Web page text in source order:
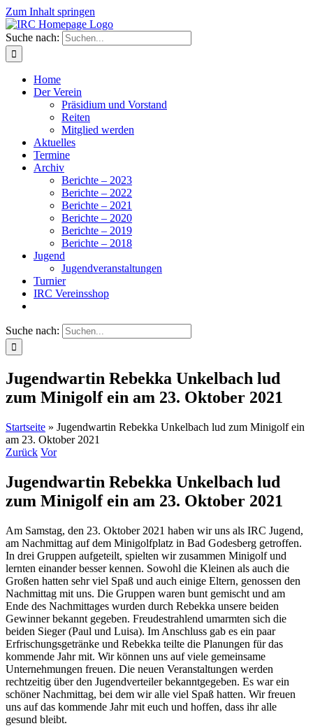
Zum Inhalt springen
Suche nach:
Home
Der Verein
Präsidium und Vorstand
Reiten
Mitglied werden
Aktuelles
Termine
Archiv
Berichte – 2023
Berichte – 2022
Berichte – 2021
Berichte – 2020
Berichte – 2019
Berichte – 2018
Jugend
Jugendveranstaltungen
Turnier
IRC Vereinsshop
Suche nach:
Jugendwartin Rebekka Unkelbach lud
zum Minigolf ein am 23. Oktober 2021
Startseite » Jugendwartin Rebekka Unkelbach lud zum Minigolf ein
am 23. Oktober 2021
Zurück Vor
Jugendwartin Rebekka Unkelbach lud
zum Minigolf ein am 23. Oktober 2021
Am Samstag, den 23. Oktober 2021 haben wir uns als IRC Jugend,
am Nachmittag auf dem Minigolfplatz in Bad Godesberg getroffen.
In drei Gruppen aufgeteilt, spielten wir zusammen Minigolf und
lernten einander besser kennen. Sowohl die Kleinen als auch die
Großen hatten sehr viel Spaß und auch einige Eltern, genossen den
Nachmittag mit uns. Die Gruppen waren bunt gemischt und am
Ende des Nachmittages wurden durch Rebekka unsere beiden
Gewinner bekannt gegeben. Freudestrahlend umarmten sich die
beiden Sieger (Paul und Luisa). Im Anschluss gab es ein paar
Erfrischungsgetränke und Rebekka teilte die Planungen für das
kommende Jahr mit. Wir können uns auf viele gemeinsame
Unternehmungen freuen. Die neuen Veranstaltungen werden
rechtzeitig über den Jugendverteiler bekanntgegeben. Es war ein
schöner Nachmittag, bei dem wir alle viel Spaß hatten. Wir freuen
uns auf das kommende Jahr mit euch und hoffen, dass ihr alle
gesund bleibt.